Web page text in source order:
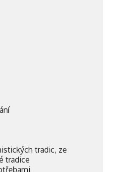
tradic, ze
tradice